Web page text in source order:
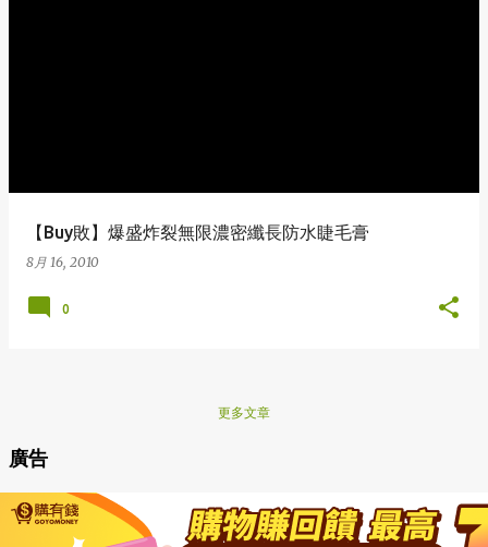
【Buy敗】爆盛炸裂無限濃密纖長防水睫毛膏
8月 16, 2010
0
更多文章
廣告